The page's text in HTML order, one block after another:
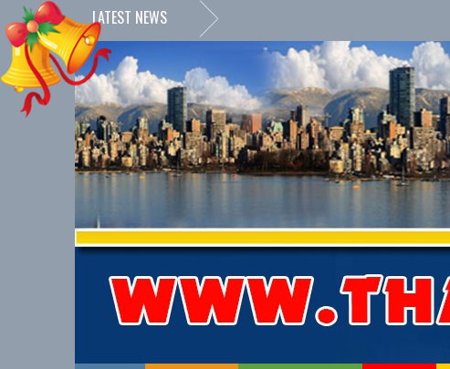
LATEST NEWS